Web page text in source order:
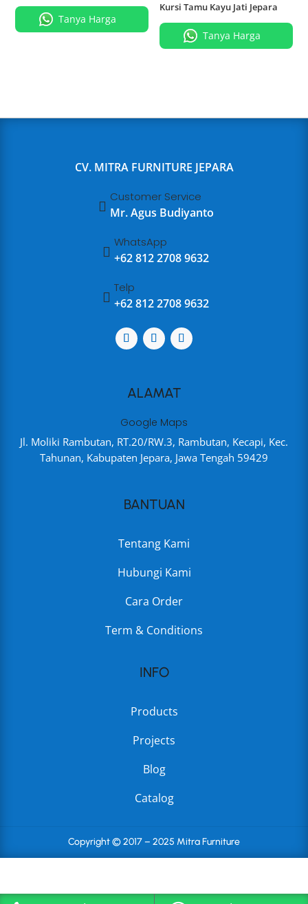
Tanya Harga
Kursi Tamu Kayu Jati Jepara
Tanya Harga
CV. MITRA FURNITURE JEPARA

Customer Service
Mr. Agus Budiyanto

WhatsApp
+62 812 2708 9632

Telp
+62 812 2708 9632
ALAMAT
Google Maps
Jl. Moliki Rambutan, RT.20/RW.3, Rambutan, Kecapi, Kec.
Tahunan, Kabupaten Jepara, Jawa Tengah 59429
BANTUAN
Tentang Kami
Hubungi Kami
Cara Order
Term & Conditions
INFO
Products
Projects
Blog
Catalog
Copyright © 2017 – 2025 Mitra Furniture